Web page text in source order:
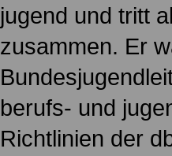
jugend und tritt
zusammen. Er
berufs- und
Richtlinien der